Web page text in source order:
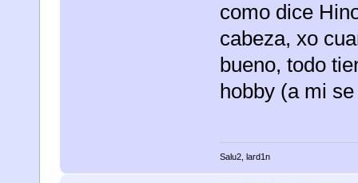
como dice
cabeza, xo
bueno, todo
hobby (a mi
Salu2, lard1n